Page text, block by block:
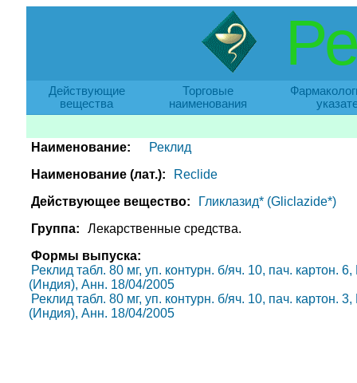
Действующие
вещества
Торговые
наименования
Наименование:
Реклид
Наименование (лат.):
Reclide
Действующее вещество:
Гликлазид* (Gliclazide*)
Группа:
Лекарственные средства.
Формы выпуска:
Реклид табл. 80 мг, уп. контурн. б/яч. 10, пач. картон.
(Индия), Анн. 18/04/2005
Реклид табл. 80 мг, уп. контурн. б/яч. 10, пач. картон.
(Индия), Анн. 18/04/2005